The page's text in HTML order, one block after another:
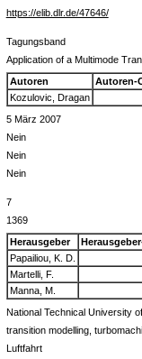
https://elib.dlr.de/47646/
Tagungsband
Application of a Multimode
Autoren
Autoren-
Kozulovic, Dragan
5 März 2007
Nein
Nein
Nein
7
1369
Herausgeber
Papailiou, K. D.
Martelli, F.
Manna, M.
National Technical University
transition modelling,
Luftfahrt